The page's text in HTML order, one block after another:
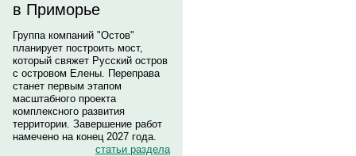
в Приморье
Группа компаний "Остов"
планирует построить мост,
который свяжет Русский остров
с островом Елены. Переправа
станет первым этапом
масштабного проекта
комплексного развития
территории. Завершение работ
намечено на конец 2027 года.
статьи раздела